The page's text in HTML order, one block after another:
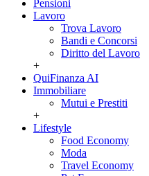
Pensioni
Lavoro
Trova Lavoro
Bandi e Concorsi
Diritto del Lavoro
+
QuiFinanza AI
Immobiliare
Mutui e Prestiti
+
Lifestyle
Food Economy
Moda
Travel Economy